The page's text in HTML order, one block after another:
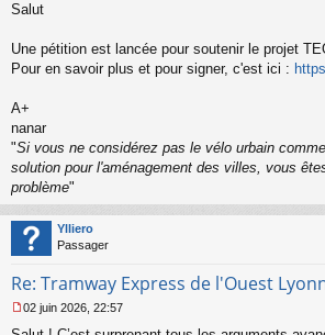
e
s
g
n
o
n
u
Salut
Une pétition est lancée pour soutenir le projet
Pour en savoir plus et pour signer, c'est ici :
A+
nanar
"Si vous ne considérez pas le vélo urbain
solution pour l'aménagement des villes, vous
problème"
Ylliero
Passager
Re: Tramway Express de l'Ouest
02 juin 2026, 22:57